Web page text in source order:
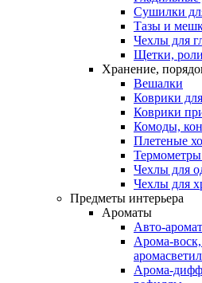
Сушилки
Тазы и
Чехлы для
Щетки,
Хранение,
Вешалки
Коврики
Коврики
Комоды,
Плетеные
Чехлы для
Чехлы для
Предметы интерьера
Ароматы
Авто-
Арома-
Арома-